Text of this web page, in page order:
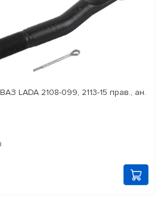
LADA 2108-099, 2113-15 прав., ан.